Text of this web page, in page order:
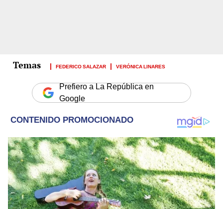
FEDERICO SALAZAR VERÓNICA LINARES
Prefiero a La República en
Google